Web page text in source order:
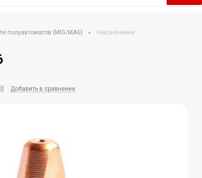
полуавтоматов (MIG/MAG) Наконечники
Добавить в сравнение